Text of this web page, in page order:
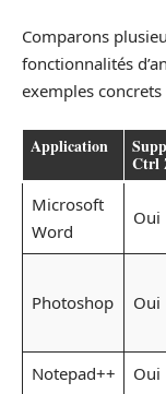
Comparons
fonctionnalités
exemples
Application
Ctrl
Microsoft
Word
Oui
Photoshop Oui
Notepad++ Oui